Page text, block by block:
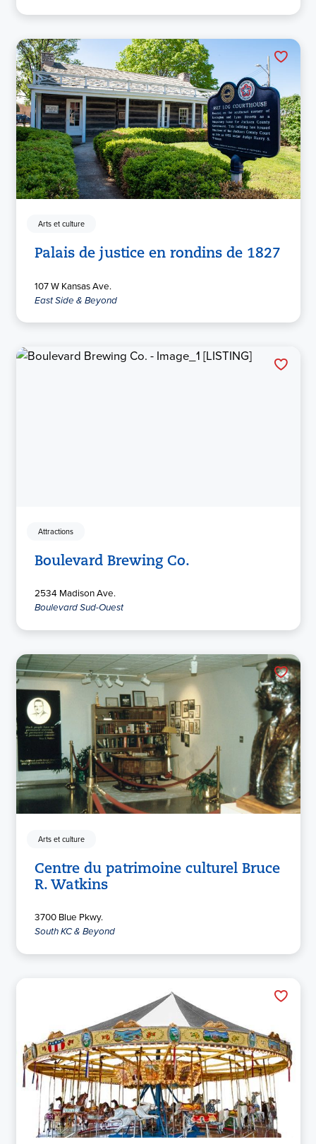
Arts et culture
Palais de justice en rondins de 1827
107 W Kansas Ave.
East Side & Beyond
Attractions
Boulevard Brewing Co.
2534 Madison Ave.
Boulevard Sud-Ouest
Arts et culture
Centre du patrimoine culturel Bruce
R. Watkins
3700 Blue Pkwy.
South KC & Beyond